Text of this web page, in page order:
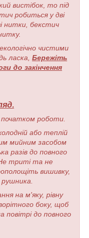
вистібок, то під
робиться у дві
нитки, бекстич
чистими
ласка, Бережіть
до закінчення
роботи.
або теплій
мийним засобом
разів до повного
триті та не
вишивку,
на м'яку, рівну
боку, щоб
до повного